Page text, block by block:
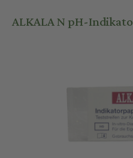
ALKALA N pH-